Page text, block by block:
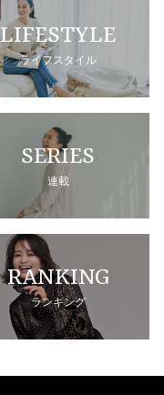
LIFESTYLE
ライフスタイル
SERIES
連載
RANKING
ランキング